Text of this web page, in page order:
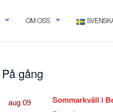
OM OSS
På gång
aug 09
Sommarkväll i